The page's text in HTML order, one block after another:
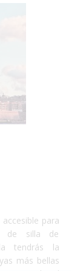
para
de silla de
tendrás la
más bellas